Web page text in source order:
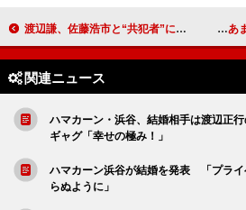
渡辺謙、佐藤浩市と“共犯者”に 『許されざる者』完成報告記者会見 能年玲
関連ニュース
ハマカーン・浜谷、結婚相手は渡辺
ギャグ「幸せの極み！」
ハマカーン浜谷が結婚を発表 「プライ
らぬように」